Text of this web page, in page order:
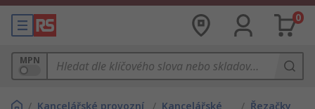
0
MPN
/ Kancelářské provozní
/ Kancelářské
/ Řezačky